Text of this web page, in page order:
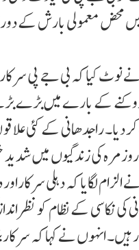
محض معمولی بارش کے دوران
نے نوٹ کیا کہ بی جے پی
کے بارے میں بڑے بڑے
دیا۔ راجدھانی کے کئی
کی زندگیوں میں
الزام لگایا کہ دہلی
کی نکاسی کے نظام کو نظر
ہیں۔ انہوں نے کہا کہ